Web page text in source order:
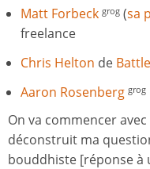
Matt Forbeck grog (sa
freelance
Chris Helton de
Aaron Rosenberg grog
On va commencer avec
déconstruit ma
bouddhiste [réponse à